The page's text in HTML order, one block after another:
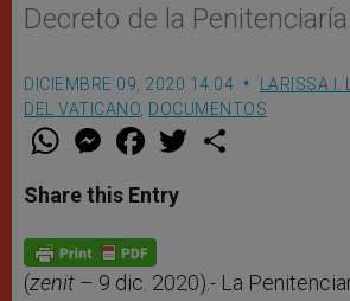
Decreto de la Penitenciaría
DICIEMBRE 09, 2020 14:04 LARISSA I.
DEL VATICANO DOCUMENTOS
W
t
s
p
p
M
e
s
e
g
e
r
F
a
e
b
o
k
w
Share this Entry
(zenit – 9 dic. 2020).- La